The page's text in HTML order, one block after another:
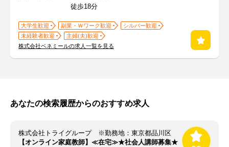
徒歩18分
大学生歓迎 副業・Ｗワーク歓迎
シルバー歓迎
未経験者歓迎
主婦(夫)歓迎
株式会社ベネミールの求人一覧を見る
あなたの検索履歴からのおすすめ求人
株式会社トライグループ ※勤務地：東京都品川区
【オンライン家庭教師】≪在宅≫★社会人講師募集★